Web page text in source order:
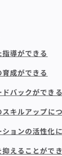
導ができる
成ができる
バックができる
キルアップに
ションの活性化
えることがで